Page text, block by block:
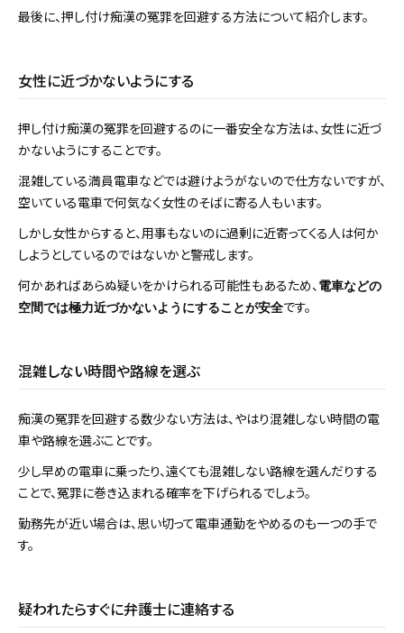
最後に、押し付け痴漢の冤罪を回避する方法について紹介します。
女性に近づかないようにする
押し付け痴漢の冤罪を回避するのに一番安全な方法は、女性に近づ
かないようにすることです。
混雑している満員電車などでは避けようがないので仕方ないですが、
空いている電車で何気なく女性のそばに寄る人もいます。
しかし女性からすると、用事もないのに過剰に近寄ってくる人は何か
しようとしているのではないかと警戒します。
何かあればあらぬ疑いをかけられる可能性もあるため、 電車などの
空間では極力近づかないようにすることが安全です。
混雑しない時間や路線を選ぶ
痴漢の冤罪を回避する数少ない方法は、やはり混雑しない時間の電
車や路線を選ぶことです。
少し早めの電車に乗ったり、遠くても混雑しない路線を選んだりする
ことで、冤罪に巻き込まれる確率を下げられるでしょう。
勤務先が近い場合は、思い切って電車通勤をやめるのも一つの手で
す。
疑われたらすぐに弁護士に連絡する